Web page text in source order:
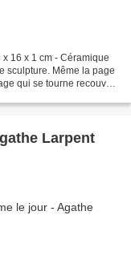
16 x 1 cm - Céramique
sculpture. Même la page
qui se tourne recouvre
Larpent